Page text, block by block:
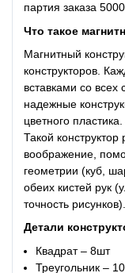
партия заказа
Что такое
Магнитный
конструкторов.
вставками со всех
надежные
цветного
Такой
воображение,
геометрии (куб,
обеих кистей рук
точность рисунков).
Детали
Квадрат – 8шт
Треугольник –